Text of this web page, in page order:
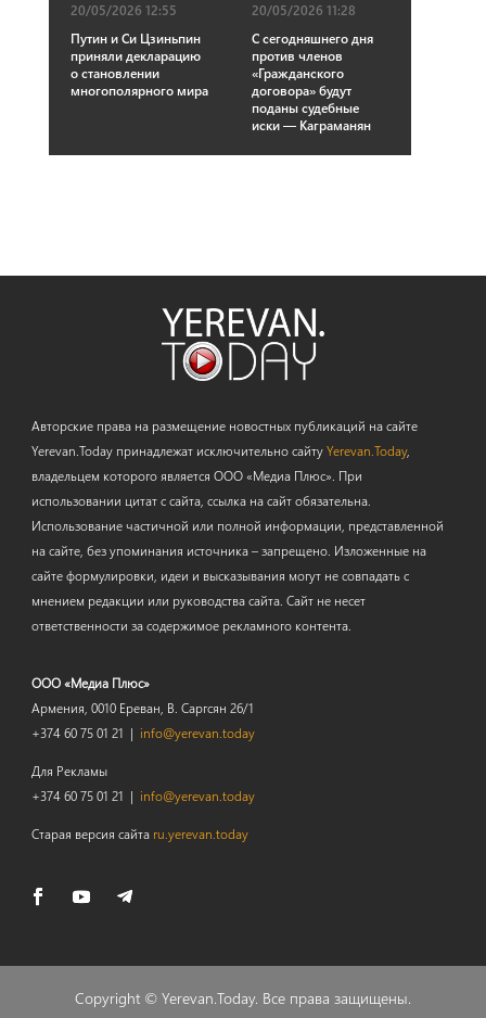
20/05/2026 12:55
Путин и Си Цзиньпин
приняли декларацию
о становлении
многополярного мира
20/05/2026 11:28
С сегодняшнего дня
против членов
«Гражданского
договора» будут
поданы судебные
иски — Каграманян
Авторские права на размещение новостных публикаций на сайте
Yerevan.Today принадлежат исключительно сайтуYerevan.Today,
владельцем которого является ООО «Медиа Плюс». При
использовании цитат с сайта, ссылка на сайт обязательна.
Использование частичной или полной информации, представленной
на сайте, без упоминания источника – запрещено. Изложенные на
сайте формулировки, идеи и высказывания могут не совпадать с
мнением редакции или руководства сайта. Сайт не несет
ответственности за содержимое рекламного контента.
ООО «Медиа Плюс»
Армения, 0010 Ереван, В. Саргсян 26/1
+374 60 75 01 21 | info@yerevan.today
Для Рекламы
+374 60 75 01 21 | info@yerevan.today
Старая версия сайта ru.yerevan.today
Copyright © Yerevan.Today. Все права защищены.